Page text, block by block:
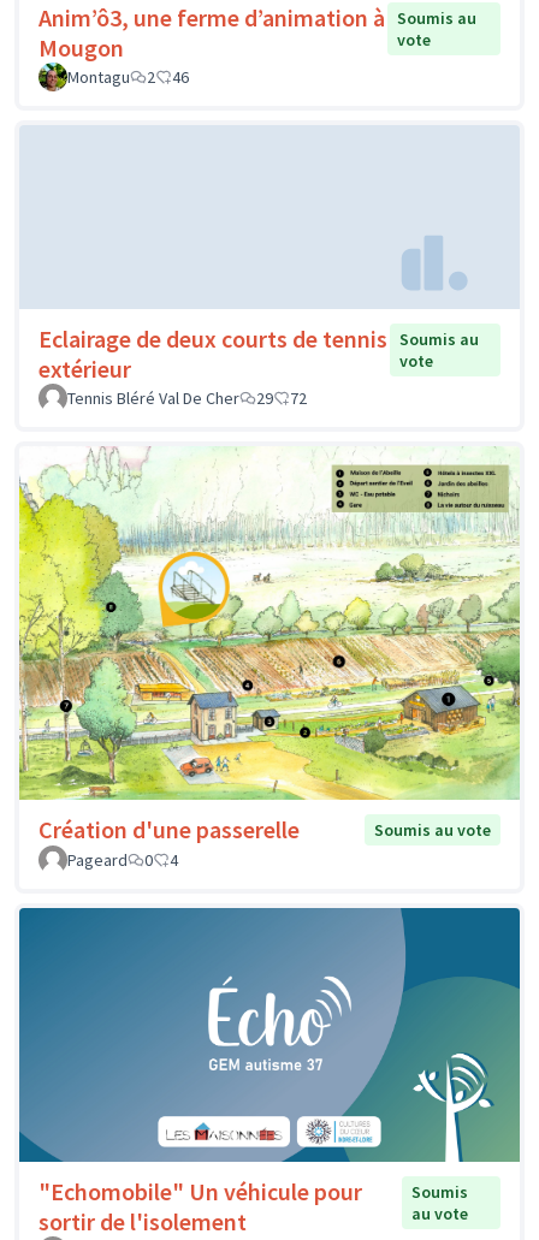
Anim’ô3, une ferme d’animation à
Mougon
Soumis au
vote
Montagu
2 46
Eclairage de deux courts de tennis
extérieur
Soumis au
vote
Tennis Bléré Val De Cher
29 72
Création d'une passerelle
Soumis au vote
Pageard
0 4
"Echomobile" Un véhicule pour
sortir de l'isolement
Soumis
au vote